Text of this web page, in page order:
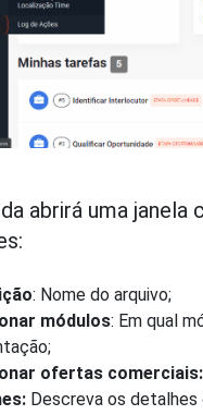
abrirá uma
: Nome do arquivo;
módulos: Em qual
ofertas comerciais:
Descreva os